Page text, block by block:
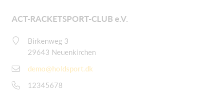
ACT-RACKETSPORT-CLUB e.V.
Birkenweg 3
29643 Neuenkirchen
demo@holdsport.dk
12345678